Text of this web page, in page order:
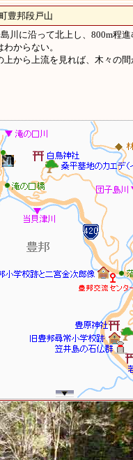
邦段戸山
川に沿って北上し、800m
からない。
から上流を見れば、木々の